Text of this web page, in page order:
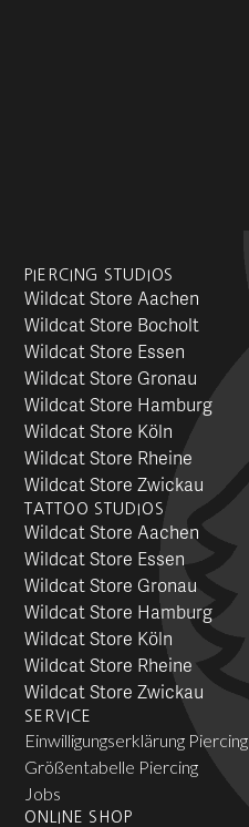
PIERCING STUDIOS
Wildcat Store Aachen
Wildcat Store Bocholt
Wildcat Store Essen
Wildcat Store Gronau
Wildcat Store Hamburg
Wildcat Store Köln
Wildcat Store Rheine
Wildcat Store Zwickau
TATTOO STUDIOS
Wildcat Store Aachen
Wildcat Store Essen
Wildcat Store Gronau
Wildcat Store Hamburg
Wildcat Store Köln
Wildcat Store Rheine
Wildcat Store Zwickau
SERVICE
Einwilligungserklärung Piercing
Größentabelle Piercing
Jobs
ONLINE SHOP